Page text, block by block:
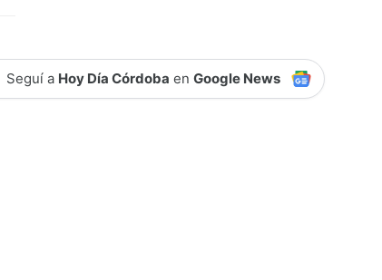
Seguí a Hoy Día Córdoba enGoogle News